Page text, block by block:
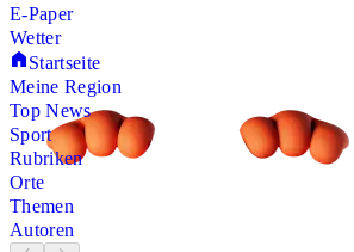
E-Paper
Wetter
Startseite
Meine Region
Top News
Sport
Rubriken
Orte
Themen
Autoren